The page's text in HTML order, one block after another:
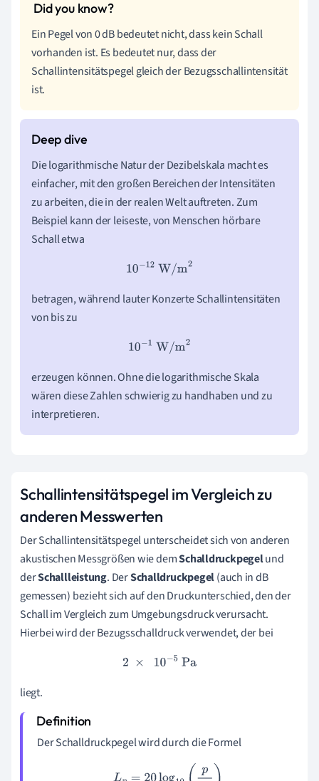
Ein Pegel von 0 dB bedeutet nicht, dass kein Schall
vorhanden ist. Es bedeutet nur, dass der
Schallintensitätspegel gleich der Bezugsschallintensität
ist.
Die logarithmische Natur der Dezibelskala macht es
einfacher, mit den großen Bereichen der Intensitäten
zu arbeiten, die in der realen Welt auftreten. Zum
Beispiel kann der leiseste, von Menschen hörbare
Schall etwa
10−12W/m2
betragen, während lauter Konzerte Schallintensitäten
von bis zu
10−1 W/m2
erzeugen können. Ohne die logarithmische Skala
wären diese Zahlen schwierig zu handhaben und zu
interpretieren.
Schallintensitätspegel im Vergleich zu
anderen Messwerten
Der Schallintensitätspegel unterscheidet sich von anderen
akustischen Messgrößen wie demSchalldruckpegelund
derSchallleistung. DerSchalldruckpegel(auch in dB
gemessen) bezieht sich auf den Druckunterschied, den der
Schall im Vergleich zum Umgebungsdruck verursacht.
Hierbei wird der Bezugsschalldruck verwendet, der bei
2× 10−5Pa
liegt.
Der Schalldruckpegel wird durch die Formel
Lp =20log10 pp 0)